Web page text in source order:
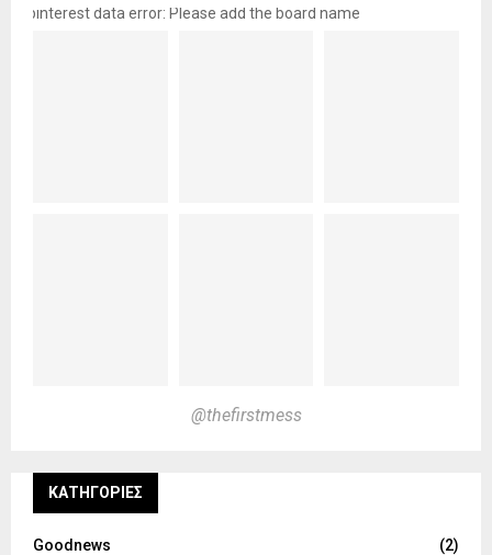
pinterest data error: Please add the board name
@thefirstmess
KΑΤΗΓΟΡΊΕΣ
Goodnews
(2)